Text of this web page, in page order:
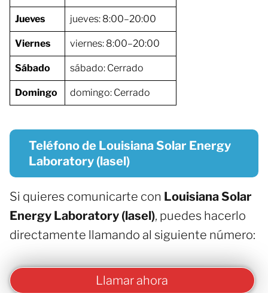
Jueves jueves: 8:00–20:00
Viernes viernes: 8:00–20:00
Sábado sábado: Cerrado
Domingo domingo: Cerrado
Teléfono de Louisiana Solar Energy
Laboratory (lasel)
Si quieres comunicarte con Louisiana Solar
Energy Laboratory (lasel), puedes hacerlo
directamente llamando al siguiente número:
Llamar ahora